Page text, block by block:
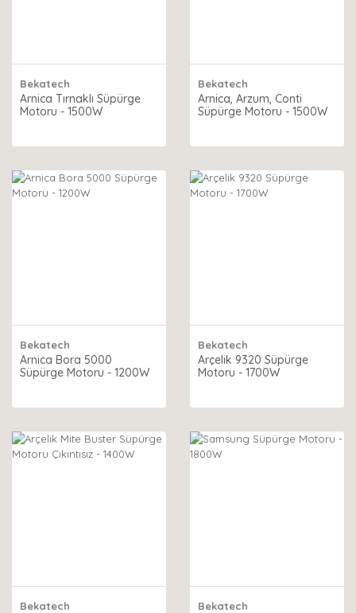
Bekatech
Arnica Tırnaklı Süpürge
Motoru - 1500W
Bekatech
Arnica, Arzum, Conti
Süpürge Motoru - 1500W
Bekatech
Arnica Bora 5000
Süpürge Motoru - 1200W
Bekatech
Arçelik 9320 Süpürge
Motoru - 1700W
Bekatech Bekatech